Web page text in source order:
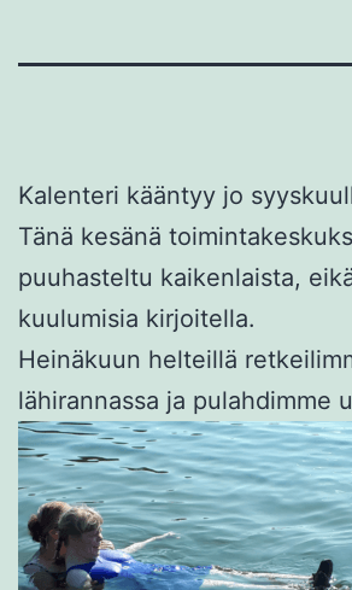
Kalenteri kääntyy jo
Tänä kesänä
puuhasteltu kaikenlaista,
kuulumisia kirjoitella.
Heinäkuun helteillä
lähirannassa ja pulahdimme